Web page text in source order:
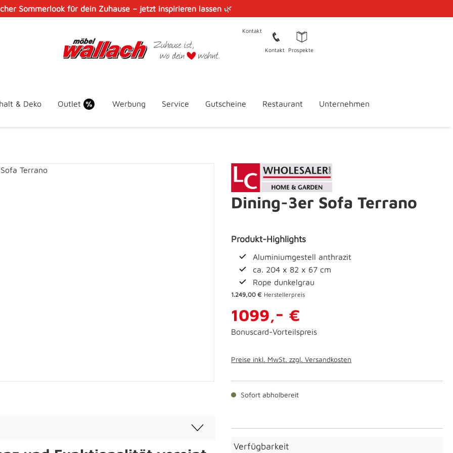
Sommerlook für dein Zuhause – jetzt inspirieren lassen 🌿
Kontakt
Kontakt Prospekte
& Deko Outlet Werbung Service Gutscheine Restaurant Unternehmen
Dining-3er Sofa Terrano
Produkt-Highlights
Aluminiumgestell anthrazit
ca. 204 x 82 x 67 cm
Rope dunkelgrau
1.249,00 € Herstellerpreis
1099,- €
Bonuscard-Vorteilspreis
Preise inkl. MwSt. zzgl. Versandkosten
Sofort abholbereit
Verfügbarkeit